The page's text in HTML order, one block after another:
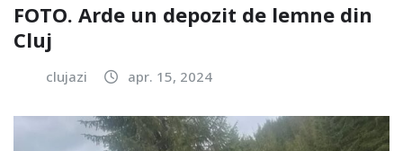
FOTO. Arde un depozit de lemne din
Cluj
clujazi apr. 15, 2024